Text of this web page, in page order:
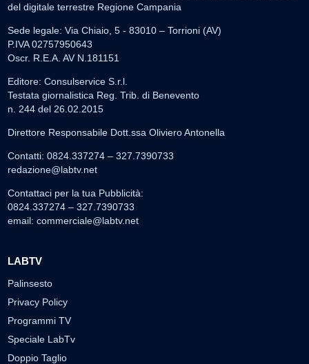
del digitale terrestre Regione Campania
Sede legale: Via Chiaio, 5 - 83010 – Torrioni (AV)
P.IVA 02757950643
Oscr. R.E.A. AV N.181151
Editore: Consulservice S.r.l.
Testata giornalistica Reg. Trib. di Benevento
n. 244 del 26.02.2015
Direttore Responsabile Dott.ssa Oliviero Antonella
Contatti: 0824.337274 – 327.7390733
redazione@labtv.net
Contattaci per la tua Pubblicità:
0824.337274 – 327.7390733
email: commerciale@labtv.net
LABTV
Palinsesto
Privacy Policy
Programmi TV
Speciale LabTv
Doppio Taglio